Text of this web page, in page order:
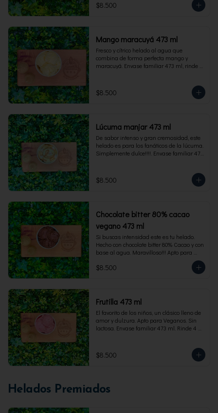
$8.500
Mango maracuyá 473 ml
Fresco y cítrico helado al agua que
combina de forma perfecta mango y
maracuyá. Envase familiar 473 ml, rinde 4
$8.500
Lúcuma manjar 473 ml
De sabor intenso y gran cremosidad, este
helado es para los fanáticos de la lúcuma.
Simplemente dulce!!!!. Envase familiar 473
$8.500
Chocolate bitter 80% cacao
vegano 473 ml
Si buscas intensidad este es tu helado.
Hecho con chocolate bitter 80% Cacao y con
base al agua. Maravilloso!!! Apto para
veganos. Envase familiar 473 ml, rinde 4
porciones
$8.500
Frutilla 473 ml
El favorito de los niños, un clásico lleno de
amor y dulzura. Apto para Veganos. Sin
lactosa. Envase familiar 473 ml. Rinde 4
$8.500
Helados Premiados